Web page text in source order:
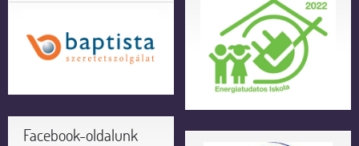
Facebook-oldalunk